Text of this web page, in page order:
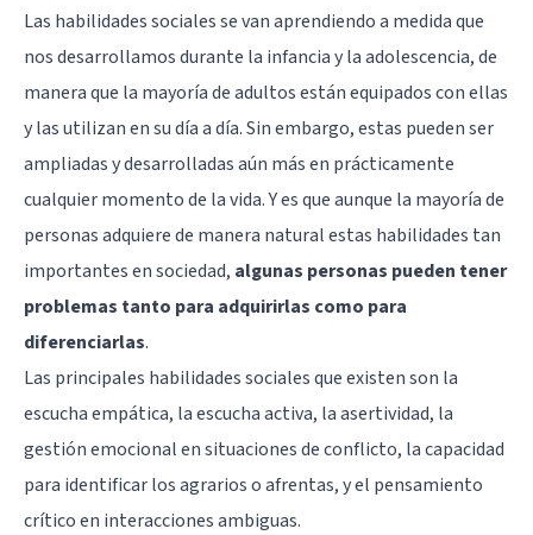
Las habilidades sociales se van aprendiendo a medida que
nos desarrollamos durante la infancia y la adolescencia, de
manera que la mayoría de adultos están equipados con ellas
y las utilizan en su día a día. Sin embargo, estas pueden ser
ampliadas y desarrolladas aún más en prácticamente
cualquier momento de la vida. Y es que aunque la mayoría de
personas adquiere de manera natural estas habilidades tan
importantes en sociedad, algunas personas pueden tener
problemas tanto para adquirirlas como para
diferenciarlas.
Las principales habilidades sociales que existen son la
escucha empática, la escucha activa, la asertividad, la
gestión emocional en situaciones de conflicto, la capacidad
para identificar los agrarios o afrentas, y el pensamiento
crítico en interacciones ambiguas.